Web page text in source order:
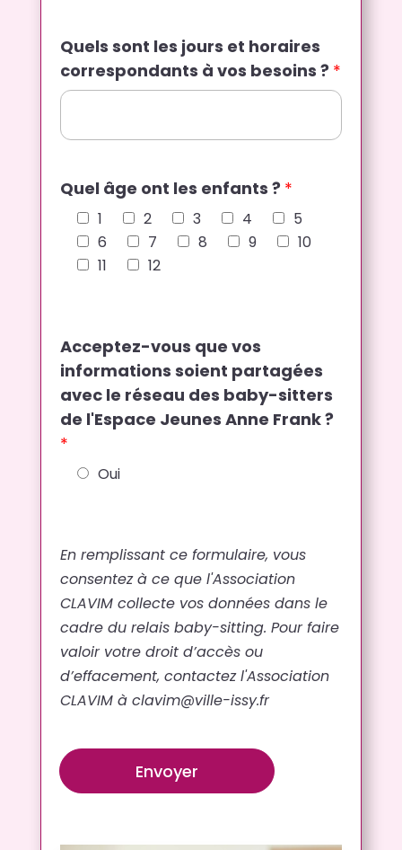
t
s
Quels sont les jours et horaires
correspondants à vos besoins ? *
Quel âge ont les enfants ? *
1 2 3 4
5
6
7 8 9
10
11
12
Acceptez-vous que vos
informations soient partagées
avec le réseau des baby-sitters
de l'Espace Jeunes Anne Frank ?
*
Oui
En remplissant ce formulaire, vous
consentez à ce que l'Association
CLAVIM collecte vos données dans le
cadre du relais baby-sitting. Pour faire
valoir votre droit d’accès ou
d’effacement, contactez l'Association
CLAVIM à clavim@ville-issy.fr
Envoyer